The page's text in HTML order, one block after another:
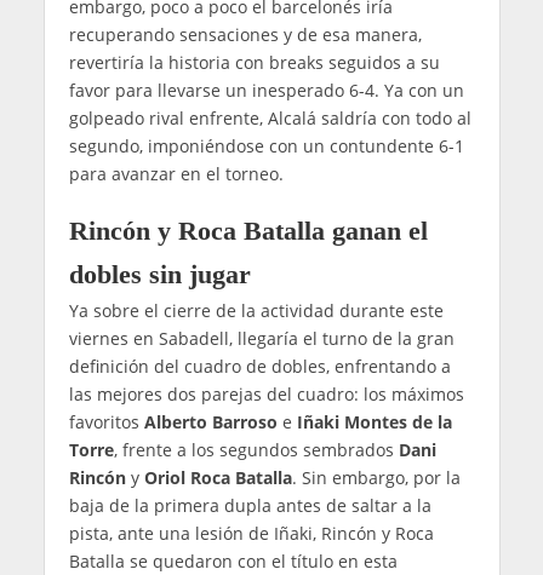
embargo, poco a poco el barcelonés iría
recuperando sensaciones y de esa manera,
revertiría la historia con breaks seguidos a su
favor para llevarse un inesperado 6-4. Ya con un
golpeado rival enfrente, Alcalá saldría con todo al
segundo, imponiéndose con un contundente 6-1
para avanzar en el torneo.
Rincón y Roca Batalla ganan el
dobles sin jugar
Ya sobre el cierre de la actividad durante este
viernes en Sabadell, llegaría el turno de la gran
definición del cuadro de dobles, enfrentando a
las mejores dos parejas del cuadro: los máximos
favoritos Alberto Barroso e Iñaki Montes de la
Torre, frente a los segundos sembrados Dani
Rincóny Oriol Roca Batalla. Sin embargo, por la
baja de la primera dupla antes de saltar a la
pista, ante una lesión de Iñaki, Rincón y Roca
Batalla se quedaron con el título en esta